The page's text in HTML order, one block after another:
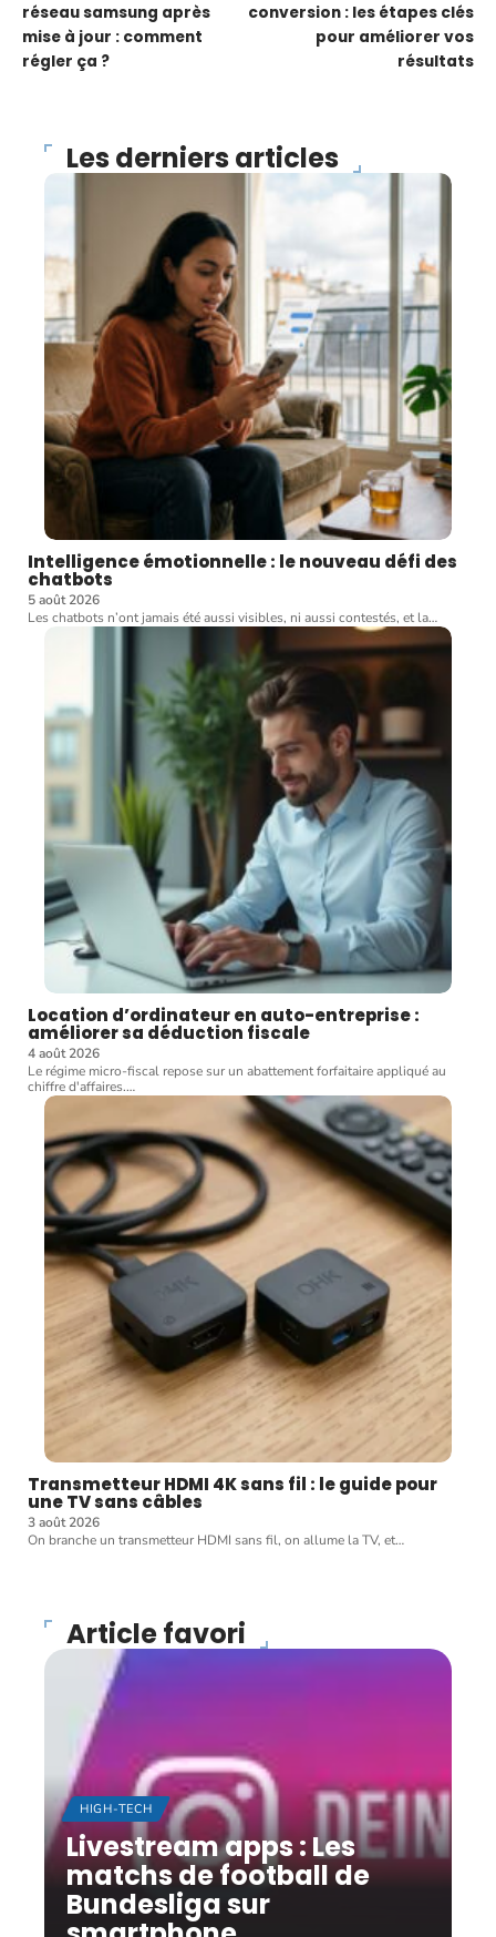
réseau samsung après
mise à jour : comment
régler ça ?
conversion : les étapes clés
pour améliorer vos
résultats
Les derniers articles
Intelligence émotionnelle : le nouveau défi des
chatbots
5 août 2026
Les chatbots n’ont jamais été aussi visibles, ni aussi contestés, et la…
Location d’ordinateur en auto-entreprise :
améliorer sa déduction fiscale
4 août 2026
Le régime micro-fiscal repose sur un abattement forfaitaire appliqué au
chiffre d'affaires.…
Transmetteur HDMI 4K sans fil : le guide pour
une TV sans câbles
3 août 2026
On branche un transmetteur HDMI sans fil, on allume la TV, et…
Article favori
HIGH-TECH
Livestream apps : Les
matchs de football de
Bundesliga sur